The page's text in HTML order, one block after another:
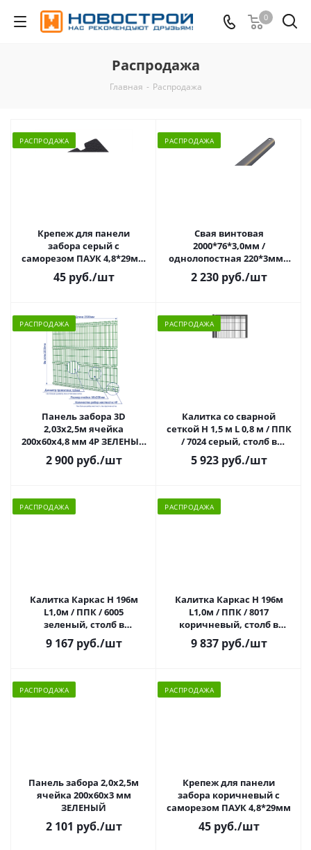
0
Распродажа
Главная - Распродажа
РАСПРОДАЖА
Крепеж для панели
забора серый с
саморезом ПАУК 4,8*29мм
7024
45 руб./шт
РАСПРОДАЖА
Свая винтовая
2000*76*3,0мм /
однолопостная 220*3мм /
ЭП РАСПРОДАЖА
2 230 руб./шт
РАСПРОДАЖА
Панель забора 3D
2,03х2,5м ячейка
200х60х4,8 мм 4Р ЗЕЛЕНЫЙ
6005 РАСПРОДАЖА
2 900 руб./шт
РАСПРОДАЖА
Калитка со сварной
сеткой Н 1,5 м L 0,8 м / ППК
/ 7024 серый, столб в
комплекте 1шт.
5 923 руб./шт
РАСПРОДАЖА
Калитка Каркас Н 196м
L1,0м / ППК / 6005
зеленый, столб в
комплекте 1шт.
9 167 руб./шт
РАСПРОДАЖА
Калитка Каркас Н 196м
L1,0м / ППК / 8017
коричневый, столб в
комплекте 1шт.
9 837 руб./шт
РАСПРОДАЖА
Панель забора 2,0х2,5м
ячейка 200х60х3 мм
ЗЕЛЕНЫЙ
2 101 руб./шт
РАСПРОДАЖА
Крепеж для панели
забора коричневый с
саморезом ПАУК 4,8*29мм
45 руб./шт